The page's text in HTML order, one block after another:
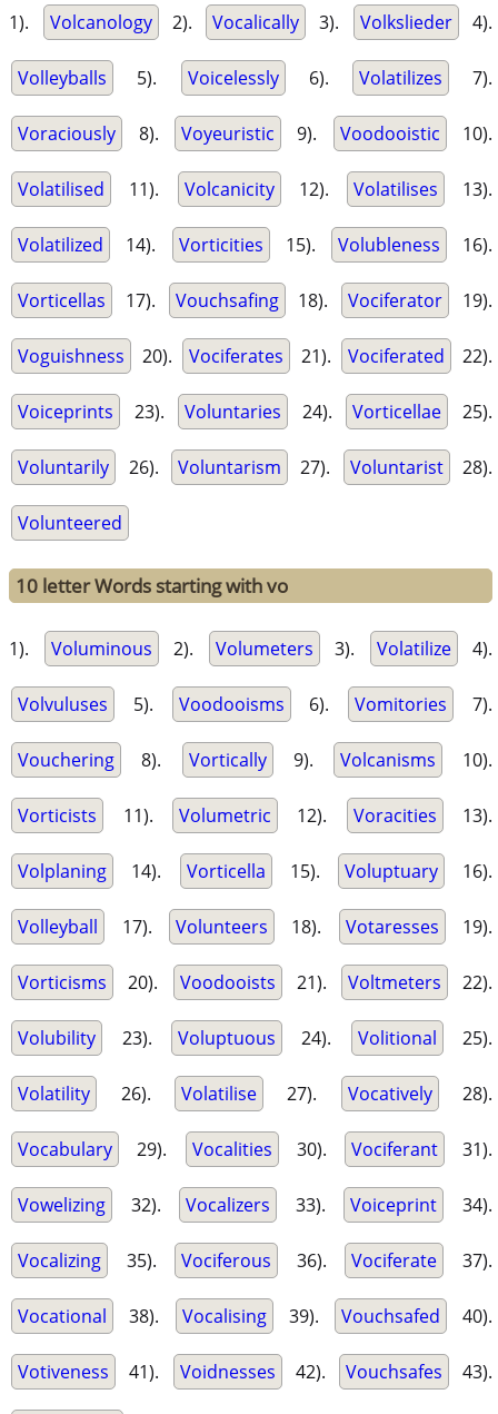
1). Volcanology 2). Vocalically 3). Volkslieder 4).
Volleyballs 5). Voicelessly 6). Volatilizes 7).
Voraciously 8). Voyeuristic 9). Voodooistic 10).
Volatilised 11). Volcanicity 12). Volatilises 13).
Volatilized 14). Vorticities 15). Volubleness 16).
Vorticellas 17). Vouchsafing 18). Vociferator 19).
Voguishness 20). Vociferates 21). Vociferated 22).
Voiceprints 23). Voluntaries 24). Vorticellae 25).
Voluntarily 26). Voluntarism 27). Voluntarist 28).
Volunteered
10 letter Words starting with vo
1). Voluminous 2). Volumeters 3). Volatilize 4).
Volvuluses 5). Voodooisms 6). Vomitories 7).
Vouchering 8). Vortically 9). Volcanisms 10).
Vorticists 11). Volumetric 12). Voracities 13).
Volplaning 14). Vorticella 15). Voluptuary 16).
Volleyball 17). Volunteers 18). Votaresses 19).
Vorticisms 20). Voodooists 21). Voltmeters 22).
Volubility 23). Voluptuous 24). Volitional 25).
Volatility 26). Volatilise 27). Vocatively 28).
Vocabulary 29). Vocalities 30). Vociferant 31).
Vowelizing 32). Vocalizers 33). Voiceprint 34).
Vocalizing 35). Vociferous 36). Vociferate 37).
Vocational 38). Vocalising 39). Vouchsafed 40).
Votiveness 41). Voidnesses 42). Vouchsafes 43).